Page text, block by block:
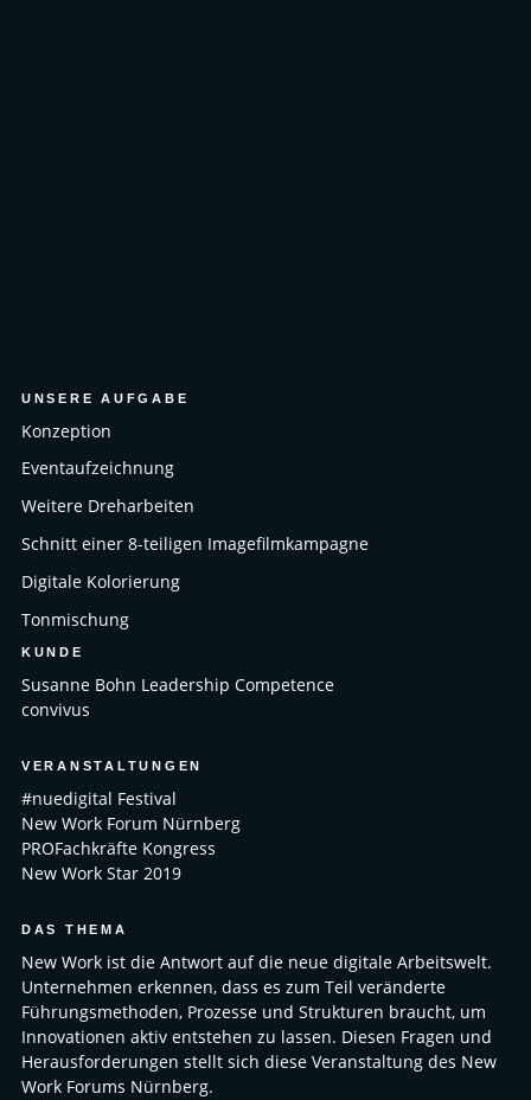
UNSERE AUFGABE
Konzeption
Eventaufzeichnung
Weitere Dreharbeiten
Schnitt einer 8-teiligen Imagefilmkampagne
Digitale Kolorierung
Tonmischung
KUNDE
Susanne Bohn Leadership Competence
convivus
VERANSTALTUNGEN
#nuedigital Festival
New Work Forum Nürnberg
PROFachkräfte Kongress
New Work Star 2019
DAS THEMA
New Work ist die Antwort auf die neue digitale Arbeitswelt.
Unternehmen erkennen, dass es zum Teil veränderte
Führungsmethoden, Prozesse und Strukturen braucht, um
Innovationen aktiv entstehen zu lassen. Diesen Fragen und
Herausforderungen stellt sich diese Veranstaltung des New
Work Forums Nürnberg.